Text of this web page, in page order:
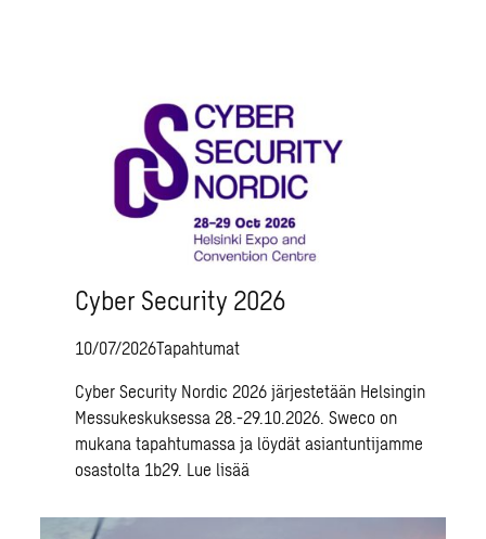
Cyber Security 2026
10/07/2026Tapahtumat
Cyber Security Nordic 2026 järjestetään Helsingin
Messukeskuksessa 28.-29.10.2026. Sweco on
mukana tapahtumassa ja löydät asiantuntijamme
osastolta 1b29. Lue lisää